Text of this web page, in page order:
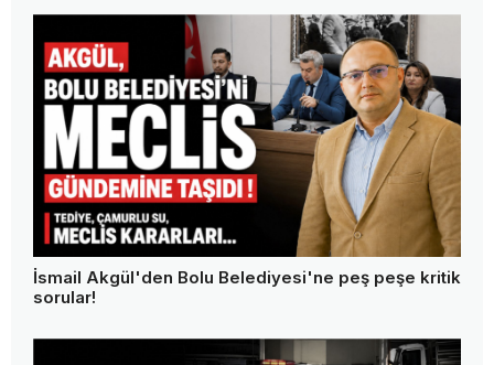
İsmail Akgül'den Bolu Belediyesi'ne peş peşe kritik
sorular!